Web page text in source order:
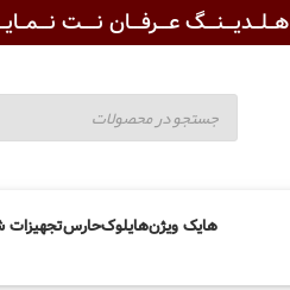
هــلــدیـــنـــگ عـــرفـــان نــــت
هایک ویژنهایلوکحارستجهیزات